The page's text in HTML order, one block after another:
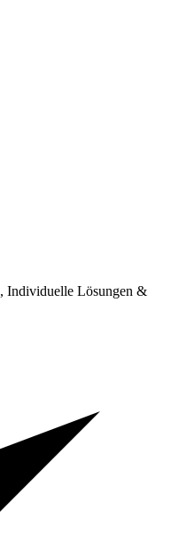
, Individuelle Lösungen &